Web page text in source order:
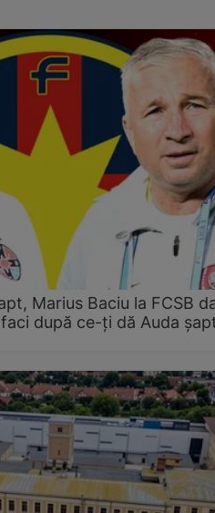
Marius Baciu la FCSB
după ce-ți dă Auda